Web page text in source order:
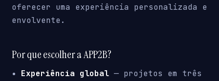
oferecer uma experiência personalizada e
envolvente.
Por que escolher a APP2B?
Experiência global — projetos em três